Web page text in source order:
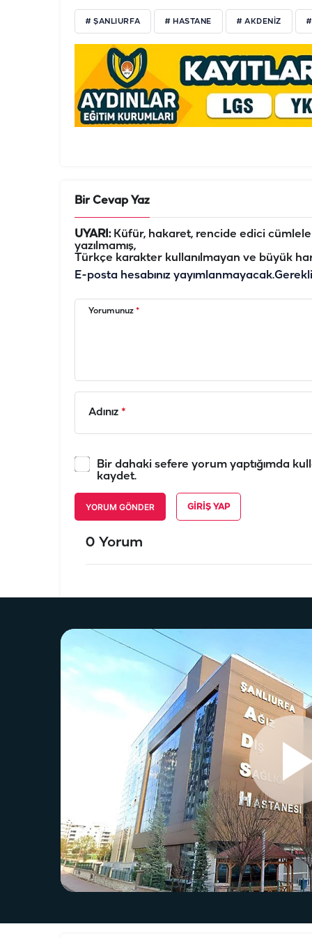
# ŞANLIURFA # HASTANE # AKDENIZ
Bir Cevap Yaz
UYARI:Küfür, hakaret, rencide edici
yazılmamış,
Türkçe karakter kullanılmayan ve büyük
E-posta hesabınız yayımlanmayacak.
Yorumunuz *
Adınız *
Bir dahaki sefere yorum yaptığımda
kaydet.
YORUM GÖNDER GIRIŞ YAP
0 Yorum